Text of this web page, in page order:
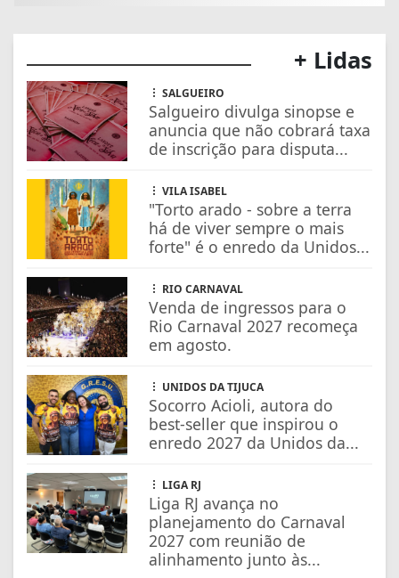
+ Lidas
SALGUEIRO
Salgueiro divulga sinopse e
anuncia que não cobrará taxa
de inscrição para disputa...
VILA ISABEL
"Torto arado - sobre a terra
há de viver sempre o mais
forte" é o enredo da Unidos...
RIO CARNAVAL
Venda de ingressos para o
Rio Carnaval 2027 recomeça
em agosto.
UNIDOS DA TIJUCA
Socorro Acioli, autora do
best-seller que inspirou o
enredo 2027 da Unidos da...
LIGA RJ
Liga RJ avança no
planejamento do Carnaval
2027 com reunião de
alinhamento junto às...